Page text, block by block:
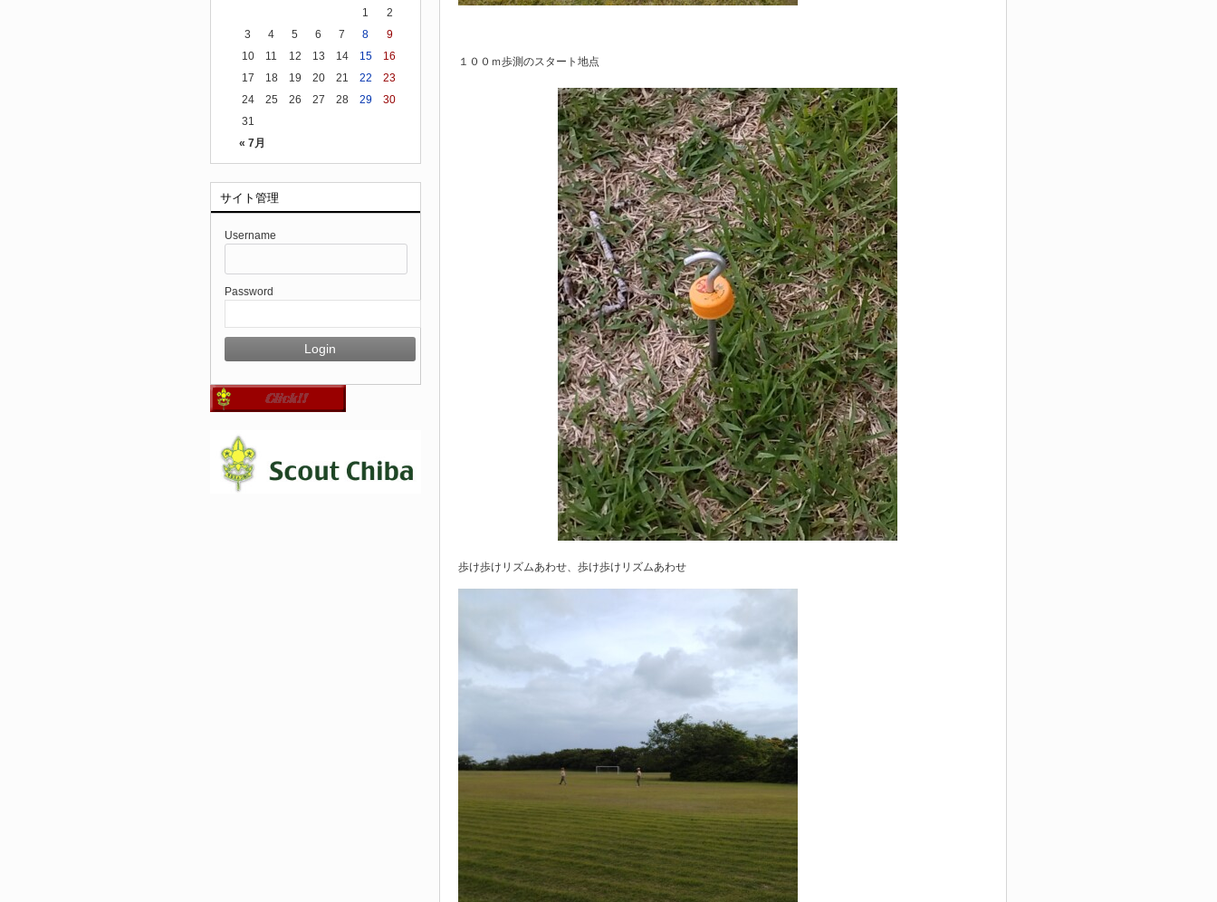
１００ｍ歩測のスタート地点
歩け歩けリズムあわせ、歩け歩けリズムあわせ
« 7月
1
2
3
4 5 6 7 8
9
10
11 12 13 14 15
16
17
18 19 20 21 22
23
24
25 26 27 28 29
30
31
サイト管理
Username
Password